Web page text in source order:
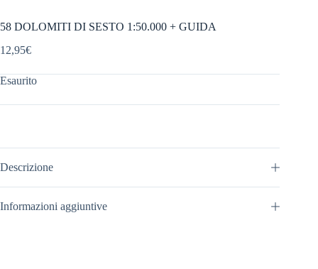
58 DOLOMITI DI SESTO 1:50.000 + GUIDA
12,95€
Esaurito
Descrizione
Informazioni aggiuntive